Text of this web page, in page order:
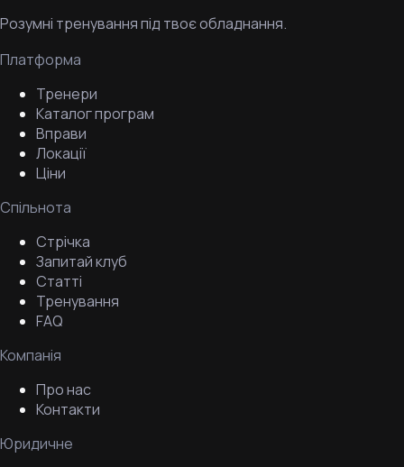
Розумні тренування під твоє обладнання.
Платформа
Тренери
Каталог програм
Вправи
Локації
Ціни
Спільнота
Стрічка
Запитай клуб
Статті
Тренування
FAQ
Компанія
Про нас
Контакти
Юридичне